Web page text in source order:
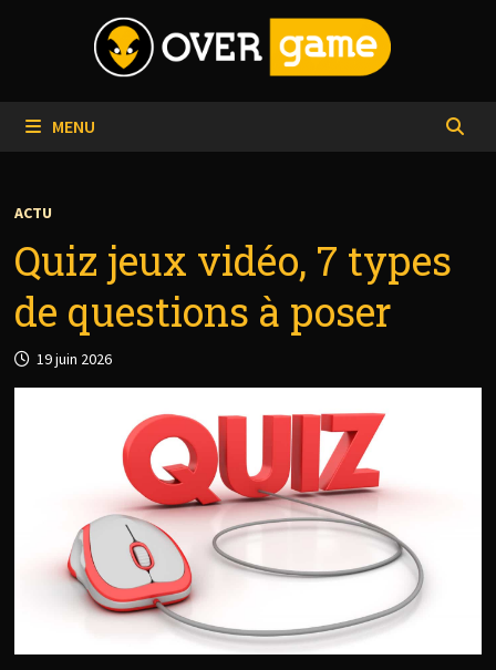
MENU
ACTU
Quiz jeux vidéo, 7 types
de questions à poser
19 juin 2026